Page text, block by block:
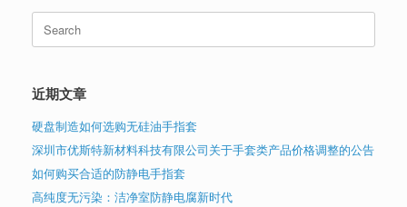
for:
近期文章
硬盘制造如何选购无硅油手指套
深圳市优斯特新材料科技有限公司关于手套类产品价格调整的公告
如何购买合适的防静电手指套
高纯度无污染：洁净室防静电腐新时代